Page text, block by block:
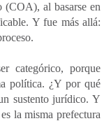
al basarse en
Y fue más allá:
categórico, porque
política. ¿Y por qué
sustento jurídico. Y
la misma prefectura